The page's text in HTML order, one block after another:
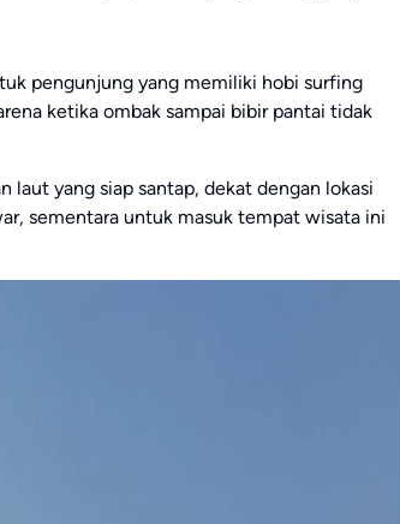
pengunjung yang memiliki hobi surfing
ketika ombak sampai bibir pantai tidak
laut yang siap santap, dekat dengan lokasi
sementara untuk masuk tempat wisata ini